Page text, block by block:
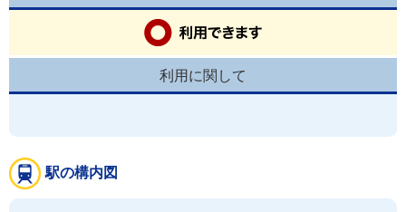
利用に関して
駅の構内図